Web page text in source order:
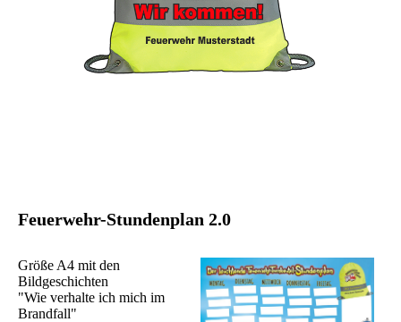
Feuerwehr-Stundenplan 2.0
Größe A4 mit den
Bildgeschichten
"Wie verhalte ich mich im
Brandfall"